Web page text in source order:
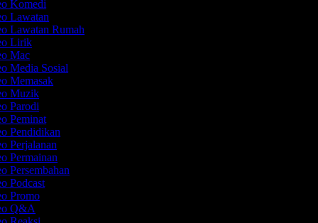
Komedi
Lawatan
Lawatan Rumah
Lirik
Mac
Media Sosial
Memasak
Muzik
Parodi
Peminat
Pendidikan
Perjalanan
Permainan
Persembahan
Podcast
Promo
Q&A